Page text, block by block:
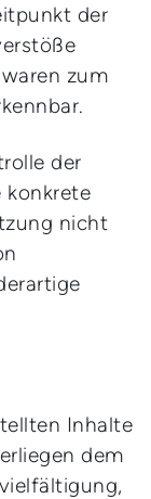
der
zum
der
konkrete
nicht
Inhalte
dem